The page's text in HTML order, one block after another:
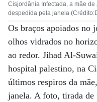
Cisjordânia Infectada, a mãe
despedida pela janela
Os braços apoiados no
olhos vidrados no
ao redor. Jihad Al-
hospital palestino, na
últimos respiros da
janela. A foto, tirada